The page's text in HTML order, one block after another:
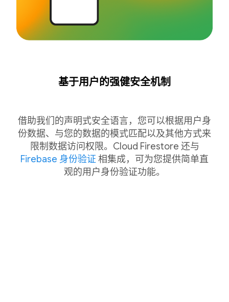
基于用户的强健安全机制
借助我们的声明式安全语言，您可以根据用户身
份数据、与您的数据的模式匹配以及其他方式来
限制数据访问权限。Cloud Firestore 还与
Firebase 身份验证 相集成，可为您提供简单直
观的用户身份验证功能。